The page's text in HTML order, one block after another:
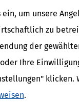
um unsere
zu
der
Ihre
.
und
ggf. selbst dem
die dem
eine solche
Weitergabe an den